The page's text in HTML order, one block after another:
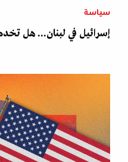
سياسة
إسرائيل في لبنان... هل